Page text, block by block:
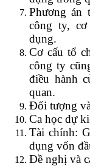
Phương án
công ty,
dụng.
Cơ cấu tổ
công ty
điều hành
quan.
Đối tượng
Ca học dự
Tài chính:
dụng vốn
Đề nghị và